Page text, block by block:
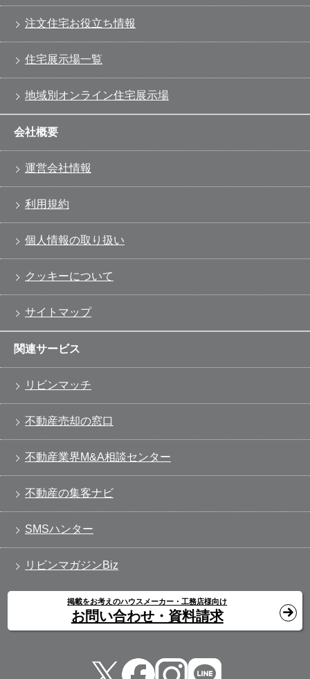
注文住宅お役立ち情報
住宅展示場一覧
地域別オンライン住宅展示場
会社概要
運営会社情報
利用規約
個人情報の取り扱い
クッキーについて
サイトマップ
関連サービス
リビンマッチ
不動産売却の窓口
不動産業界M&A相談センター
不動産の集客ナビ
SMSハンター
リビンマガジンBiz
掲載をお考えのハウスメーカー・工務店様向け
お問い合わせ・資料請求